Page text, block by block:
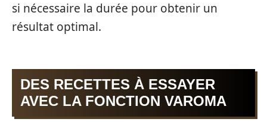
si nécessaire la durée pour obtenir un
résultat optimal.
DES RECETTES À ESSAYER
AVEC LA FONCTION VAROMA